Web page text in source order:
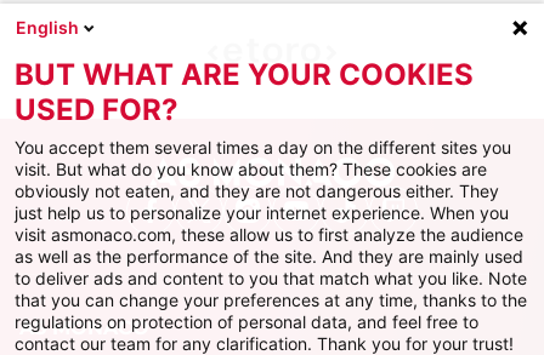
Facebook
X Instagram
YoutubeTikTokTwitch
AS MONACO
English
BUT WHAT ARE YOUR COOKIES
USED FOR?
You accept them several times a day on the different sites you
visit. But what do you know about them? These cookies are
obviously not eaten, and they are not dangerous either. They
just help us to personalize your internet experience. When you
visit asmonaco.com, these allow us to first analyze the audience
as well as the performance of the site. And they are mainly used
to deliver ads and content to you that match what you like. Note
that you can change your preferences at any time, thanks to the
regulations on protection of personal data, and feel free to
contact our team for any clarification. Thank you for your trust!